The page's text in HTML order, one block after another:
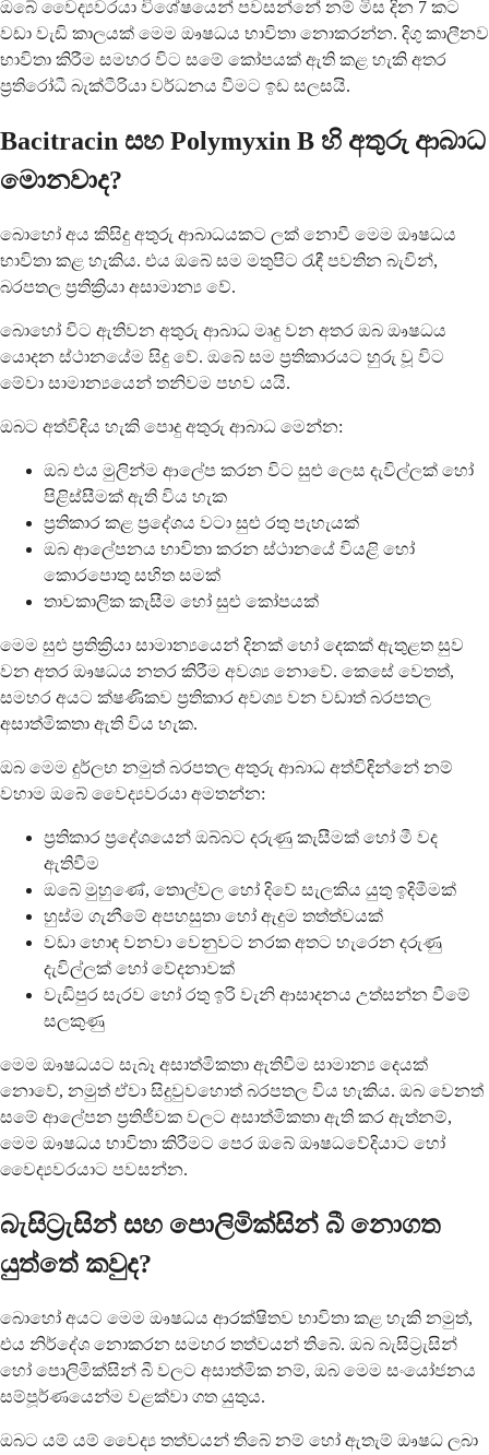
ඔබේ වෛද්‍යවරයා විශේෂයෙන් පවසන්නේ නම් මිස දින 7 කට
වඩා වැඩි කාලයක් මෙම ඖෂධය භාවිතා නොකරන්න. දිගු කාලීනව
භාවිතා කිරීම සමහර විට සමේ කෝපයක් ඇති කළ හැකි අතර
ප්‍රතිරෝධී බැක්ටීරියා වර්ධනය වීමට ඉඩ සලසයි.
Bacitracin සහ Polymyxin B හි අතුරු ආබාධ
මොනවාද?
බොහෝ අය කිසිදු අතුරු ආබාධයකට ලක් නොවී මෙම ඖෂධය
භාවිතා කළ හැකිය. එය ඔබේ සම මතුපිට රැඳී පවතින බැවින්,
බරපතල ප්‍රතික්‍රියා අසාමාන්‍ය වේ.
බොහෝ විට ඇතිවන අතුරු ආබාධ මෘදු වන අතර ඔබ ඖෂධය
යොදන ස්ථානයේම සිදු වේ. ඔබේ සම ප්‍රතිකාරයට හුරු වූ විට
මේවා සාමාන්‍යයෙන් තනිවම පහව යයි.
ඔබට අත්විඳිය හැකි පොදු අතුරු ආබාධ මෙන්න:
ඔබ එය මුලින්ම ආලේප කරන විට සුළු ලෙස දැවිල්ලක් හෝ
පිළිස්සීමක් ඇති විය හැක
ප්‍රතිකාර කළ ප්‍රදේශය වටා සුළු රතු පැහැයක්
ඔබ ආලේපනය භාවිතා කරන ස්ථානයේ වියළි හෝ
කොරපොතු සහිත සමක්
තාවකාලික කැසීම හෝ සුළු කෝපයක්
මෙම සුළු ප්‍රතික්‍රියා සාමාන්‍යයෙන් දිනක් හෝ දෙකක් ඇතුළත සුව
වන අතර ඖෂධය නතර කිරීම අවශ්‍ය නොවේ. කෙසේ වෙතත්,
සමහර අයට ක්ෂණිකව ප්‍රතිකාර අවශ්‍ය වන වඩාත් බරපතල
අසාත්මිකතා ඇති විය හැක.
ඔබ මෙම දුර්ලභ නමුත් බරපතල අතුරු ආබාධ අත්විඳින්නේ නම්
වහාම ඔබේ වෛද්‍යවරයා අමතන්න:
ප්‍රතිකාර ප්‍රදේශයෙන් ඔබ්බට දරුණු කැසීමක් හෝ මී වද
ඇතිවීම
ඔබේ මුහුණේ, තොල්වල හෝ දිවේ සැලකිය යුතු ඉදිමීමක්
හුස්ම ගැනීමේ අපහසුතා හෝ ඇදුම තත්ත්වයක්
වඩා හොඳ වනවා වෙනුවට නරක අතට හැරෙන දරුණු
දැවිල්ලක් හෝ වේදනාවක්
වැඩිපුර සැරව හෝ රතු ඉරි වැනි ආසාදනය උත්සන්න වීමේ
සලකුණු
මෙම ඖෂධයට සැබෑ අසාත්මිකතා ඇතිවීම සාමාන්‍ය දෙයක්
නොවේ, නමුත් ඒවා සිදුවුවහොත් බරපතල විය හැකිය. ඔබ වෙනත්
සමේ ආලේපන ප්‍රතිජීවක වලට අසාත්මිකතා ඇති කර ඇත්නම්,
මෙම ඖෂධය භාවිතා කිරීමට පෙර ඔබේ ඖෂධවේදියාට හෝ
වෛද්‍යවරයාට පවසන්න.
බැසිට්‍රැසින් සහ පොලිමික්සින් බී නොගත
යුත්තේ කවුද?
බොහෝ අයට මෙම ඖෂධය ආරක්ෂිතව භාවිතා කළ හැකි නමුත්,
එය නිර්දේශ නොකරන සමහර තත්වයන් තිබේ. ඔබ බැසිට්‍රැසින්
හෝ පොලිමික්සින් බී වලට අසාත්මික නම්, ඔබ මෙම සංයෝජනය
සම්පූර්ණයෙන්ම වළක්වා ගත යුතුය.
ඔබට යම් යම් වෛද්‍ය තත්වයන් තිබේ නම් හෝ ඇතැම් ඖෂධ ලබා